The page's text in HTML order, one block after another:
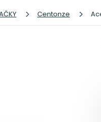
Centonze